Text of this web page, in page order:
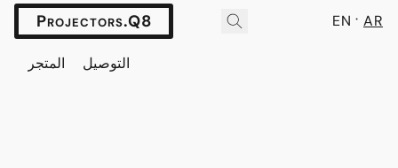
Projectors.Q8 EN AR
المتجر التوصيل